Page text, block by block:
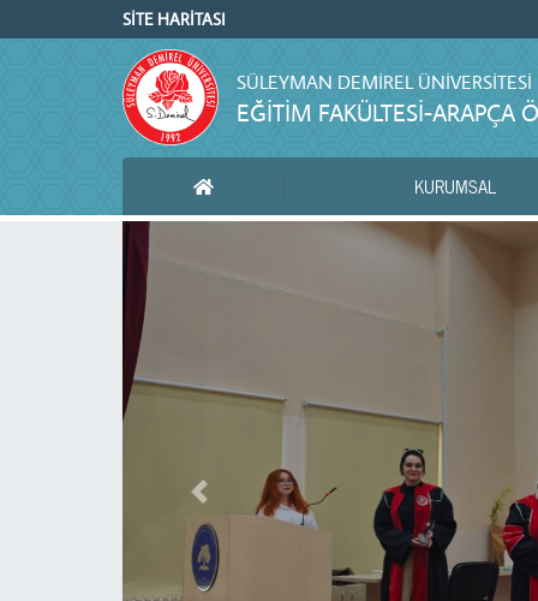
SİTE HARİTASI
SÜLEYMAN DEMIREL ÜNIVERSITESI
EĞITIM FAKÜLTESI-ARAPÇA
KURUMSAL
Önceki